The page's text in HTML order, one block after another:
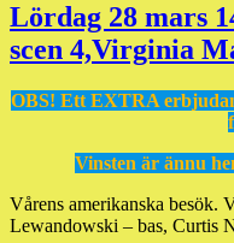
Lördag 28 mars
scen 4,Virginia
OBS! Ett EXTRA
Vinsten är ännu
Vårens amerikanska besök.
Lewandowski – bas, Curtis